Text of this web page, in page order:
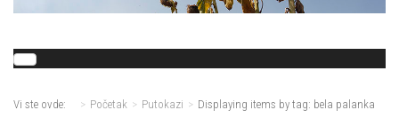
Vi ste ovde: Početak Putokazi Displaying items by tag: bela palanka